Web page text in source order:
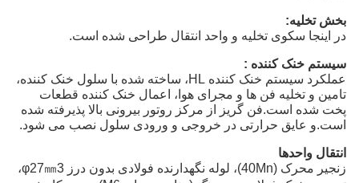
بخش تخلیه:
در اینجا سکوی تخلیه و واحد انتقال طراحی شده است.
سیستم خنک کننده :
عملکرد سیستم خنک کننده HL، ساخته شده با سلول خنک کننده،
تامین و تخلیه فن ها و مجرای هوا، اعمال خنک کننده قطعات
پخت شده است.فن گریز از مرکز روتور بیرونی بالا پذیرفته شده
است.و عایق حرارتی در خروجی و ورودی سلول نصب می شود.
انتقال واحدها
زنجیر محرک (40Mn)، لوله نگهدارنده فولادی بدون درز φ27㎜3،